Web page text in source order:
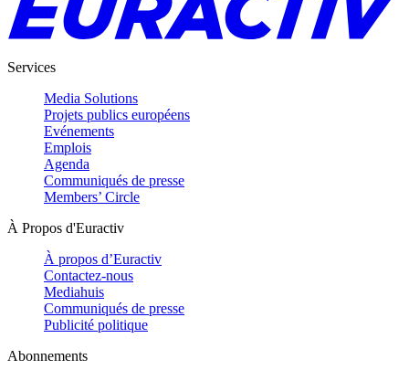
Services
Media Solutions
Projets publics européens
Evénements
Emplois
Agenda
Communiqués de presse
Members’ Circle
À Propos d'Euractiv
À propos d’Euractiv
Contactez-nous
Mediahuis
Communiqués de presse
Publicité politique
Abonnements